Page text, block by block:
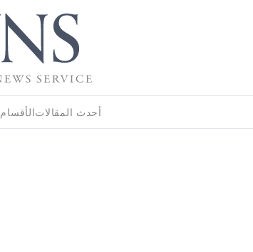
أحدث المقالاتالأقسام